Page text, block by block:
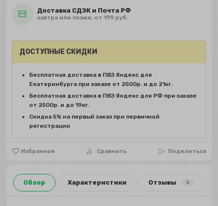
Доставка СДЭК и Почта РФ
завтра или позже, от 199 руб.
Избранное Сравнить Поделиться
ДОСТУПНЫЕ СКИДКИ
Бесплатная доставка в ПВЗ Яндекс для
Екатеринбурга при заказе от 2500р. и до 21кг.
Бесплатная доставка в ПВЗ Яндекс для РФ при заказе
от 2500р. и до 19кг.
Скидка 5% на первый заказ при первичной
регистрации
Обзор Характеристики Отзывы 0